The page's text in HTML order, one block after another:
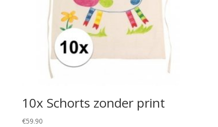
10x Schorts zonder print
€59.90